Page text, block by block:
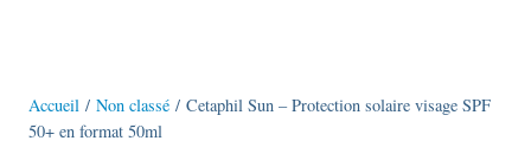
Accueil / Non classé / Cetaphil Sun – Protection solaire visage SPF
50+ en format 50ml